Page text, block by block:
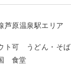
芦原温泉駅エリア
ト可 うどん・そば
食堂